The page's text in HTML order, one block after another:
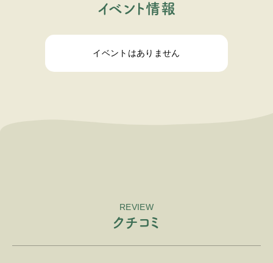
イベン ト情報
イベントはありません
REVIEW
ク チ コ ミ